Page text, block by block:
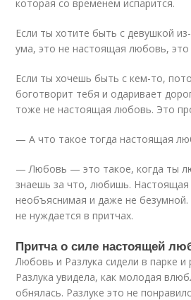
которая со временем испарится.
Если ты хотите быть с девушкой
ума, это не настоящая любовь,
Если ты хочешь быть с кем-то,
боготворит тебя и одаривает
тоже не настоящая любовь. Это
— А что такое тогда настоящая
— Любовь — это такое, когда ты
знаешь за что, любишь.
необъяснимая и даже не
не нуждается в притчах.
Притча о силе настоящей
Любовь и Разлука сидели в парке и
Разлука увидела, как молодая
обнялась. Разлуке это не